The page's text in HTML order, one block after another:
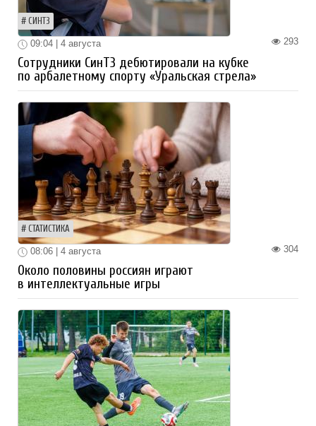
СИНТЗ
293
09:04 | 4 августа
Сотрудники СинТЗ дебютировали на кубке
по арбалетному спорту «Уральская стрела»
СТАТИСТИКА
304
08:06 | 4 августа
Около половины россиян играют
в интеллектуальные игры